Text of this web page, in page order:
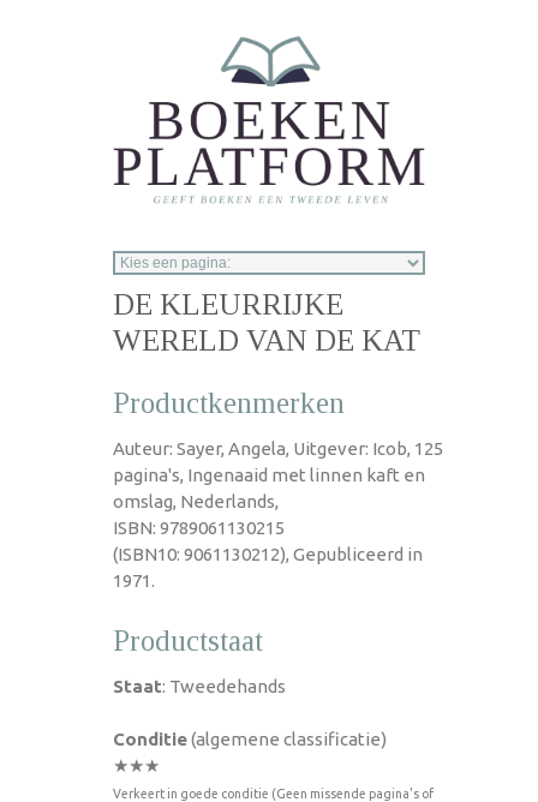
DE KLEURRIJKE
WERELD VAN DE KAT
Productkenmerken
Auteur: Sayer, Angela, Uitgever: Icob, 125
pagina's, Ingenaaid met linnen kaft en
omslag, Nederlands,
ISBN: 9789061130215
(ISBN10: 9061130212), Gepubliceerd in
1971.
Productstaat
Staat: Tweedehands
Conditie(algemene classificatie)
★★★
Verkeert in goede conditie (Geen missende pagina's of